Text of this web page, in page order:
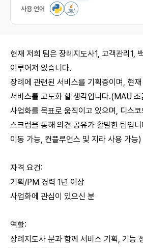
사용 언어
현재 저희 팀은 장례지도사1, 고객관리1,
이루어져 있습니다.
장례에 관련된 서비스를 기획중이며, 현
서비스를 고도화 할 생각입니다.(MAU 조
사업화를 목표로 움직이고 있으며, 디스
스크럼을 통해 의견 공유가 활발한 팀입
이동 가능, 컨플루언스 및 지라 사용 가능)
자격 요건:
기획/PM 경력 1년 이상
사업화에 관심이 있으신 분
역할:
장례지도사 분과 함께 서비스 기획, 기능